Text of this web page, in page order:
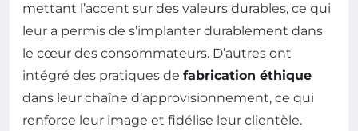
mettant l’accent sur des valeurs durables, ce qui
leur a permis de s’implanter durablement dans
le cœur des consommateurs. D’autres ont
intégré des pratiques de fabrication éthique
dans leur chaîne d’approvisionnement, ce qui
renforce leur image et fidélise leur clientèle.